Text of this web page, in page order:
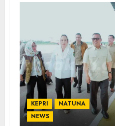
KEPRI
NATUNA
NEWS